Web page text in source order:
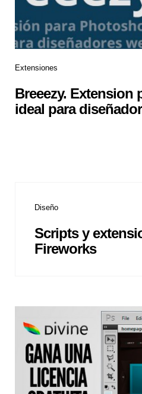
Extensiones
Breeezy. Extension
ideal para
Diseño
Scripts y
Fireworks